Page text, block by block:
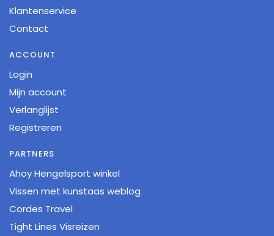
Klantenservice
Contact
ACCOUNT
Login
Mijn account
Verlanglijst
Registreren
PARTNERS
Ahoy Hengelsport winkel
Vissen met kunstaas weblog
Cordes Travel
Tight Lines Visreizen